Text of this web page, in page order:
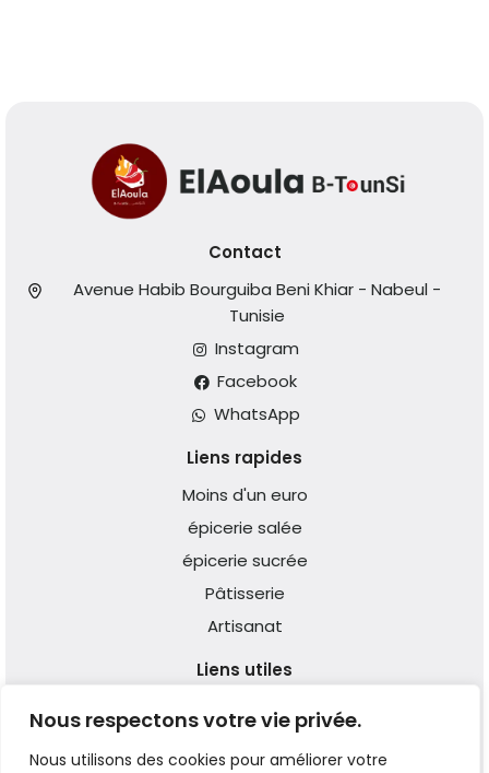
Nous respectons votre vie privée.
Nous utilisons des cookies pour améliorer votre
Contact
Avenue Habib Bourguiba Beni Khiar - Nabeul -
Tunisie
Instagram
Facebook
WhatsApp
Liens rapides
Moins d'un euro
épicerie salée
épicerie sucrée
Pâtisserie
Artisanat
Liens utiles
Qui Sommes-nous ?
Expédition & Livraison